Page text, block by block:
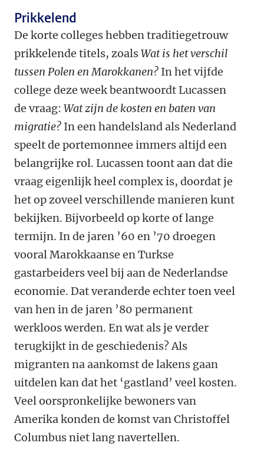
Prikkelend
De korte colleges hebben traditiegetrouw
prikkelende titels, zoalsWat is het verschil
tussen Polen en Marokkanen? In het vijfde
college deze week beantwoordt Lucassen
de vraag: Wat zijn de kosten en baten van
migratie? In een handelsland als Nederland
speelt de portemonnee immers altijd een
belangrijke rol. Lucassen toont aan dat die
vraag eigenlijk heel complex is, doordat je
het op zoveel verschillende manieren kunt
bekijken. Bijvorbeeld op korte of lange
termijn. In de jaren ’60 en ’70 droegen
vooral Marokkaanse en Turkse
gastarbeiders veel bij aan de Nederlandse
economie. Dat veranderde echter toen veel
van hen in de jaren ’80 permanent
werkloos werden. En wat als je verder
terugkijkt in de geschiedenis? Als
migranten na aankomst de lakens gaan
uitdelen kan dat het ‘gastland’ veel kosten.
Veel oorspronkelijke bewoners van
Amerika konden de komst van Christoffel
Columbus niet lang navertellen.